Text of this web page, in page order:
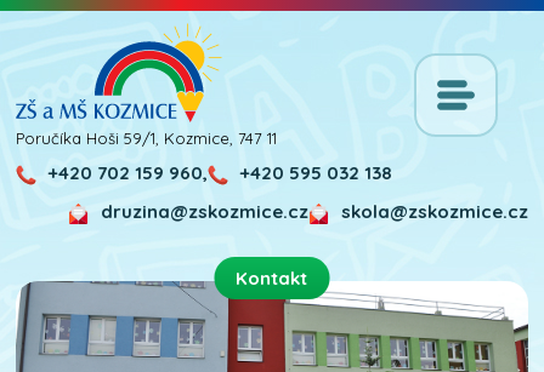
Poručíka Hoši 59/1, Kozmice, 747 11
+420 702 159 960,
+420 595 032 138
skola@zskozmice.cz
druzina@zskozmice.cz